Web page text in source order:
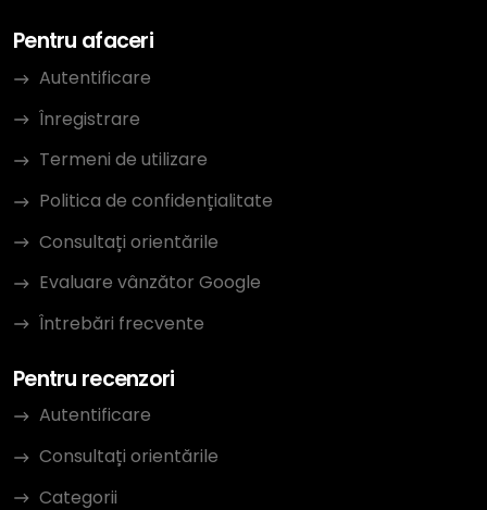
Pentru afaceri
Autentificare
Înregistrare
Termeni de utilizare
Politica de confidențialitate
Consultați orientările
Evaluare vânzător Google
Întrebări frecvente
Pentru recenzori
Autentificare
Consultați orientările
Categorii